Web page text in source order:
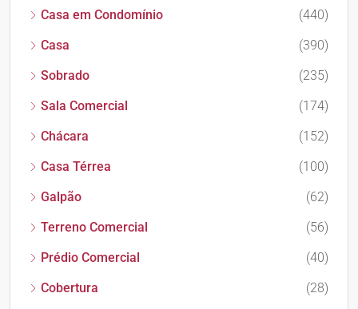
Casa em Condomínio
(440)
Casa
(390)
Sobrado
(235)
Sala Comercial
(174)
Chácara
(152)
Casa Térrea
(100)
Galpão
(62)
Terreno Comercial
(56)
Prédio Comercial
(40)
Cobertura
(28)